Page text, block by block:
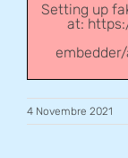
Setting up
at:
4 Novembre 2021